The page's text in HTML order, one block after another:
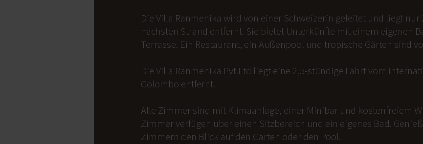
Die Villa Ranmenika wird von einer Schweizerin geleitet und liegt nur
nächsten Strand entfernt. Sie bietet Unterkünfte mit einem eigenen
Terrasse. Ein Restaurant, ein Außenpool und tropische Gärten sind
Die Villa Ranmenika Pvt.Ltd liegt eine 2,5-stündige Fahrt vom
Colombo entfernt.
Alle Zimmer sind mit Klimaanlage, einer Minibar und kostenfreiem
Zimmer verfügen über einen Sitzbereich und ein eigenes Bad.
Zimmern den Blick auf den Garten oder den Pool.